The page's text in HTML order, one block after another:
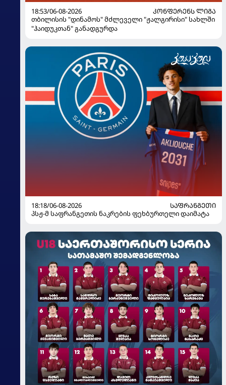
18:53/06-08-2026
ᲙᲝᲜᲤᲔᲠᲔᲜᲡ ᲚᲘᲒᲐ
თბილისის "დინამოს" მძლეველი "ჟალგირისი" სახლში
"ჰაიდუკთან" განადგურდა
18:18/06-08-2026
ᲡᲐᲤᲠᲐᲜᲒᲔᲗᲘ
პსჟ-მ საფრანგეთის ნაკრების ფეხბურთელი დაიმატა